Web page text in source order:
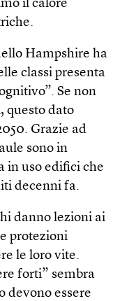
il calore
Hampshire ha
classi presenta
Se non
questo dato
Grazie ad
sono in
in uso edifici che
decenni fa.
danno lezioni ai
protezioni
le loro vite.
forti” sembra
devono essere